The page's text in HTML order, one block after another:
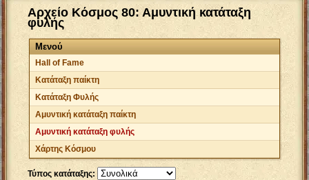
Αρχείο Κόσμος 80: Αμυντική κατάταξη
φυλής
Μενού
Hall of Fame
Κατάταξη παίκτη
Κατάταξη Φυλής
Αμυντική κατάταξη παίκτη
Αμυντική κατάταξη φυλής
Χάρτης Κόσμου
Τύπος κατάταξης: